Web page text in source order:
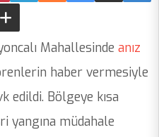
Mahallesinde anız
haber vermesiyle
edildi. Bölgeye kısa
yangına müdahale